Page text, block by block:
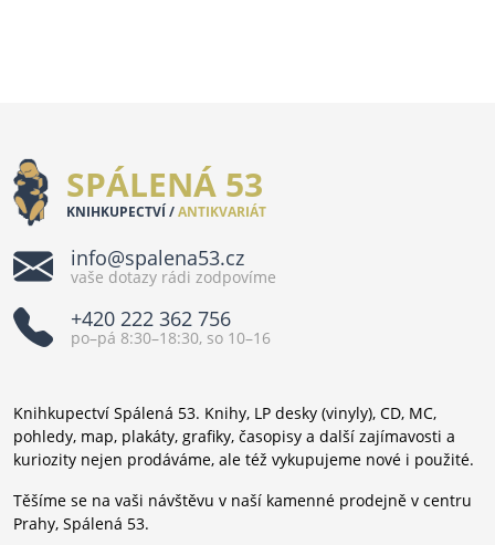
SPÁLENÁ 53
KNIHKUPECTVÍ /ANTIKVARIÁT
info@spalena53.cz
vaše dotazy rádi zodpovíme
+420 222 362 756
po–pá 8:30–18:30, so 10–16
Knihkupectví Spálená 53. Knihy, LP desky (vinyly), CD, MC,
pohledy, map, plakáty, grafiky, časopisy a další zajímavosti a
kuriozity nejen prodáváme, ale též vykupujeme nové i použité.
Těšíme se na vaši návštěvu v naší kamenné prodejně v centru
Prahy, Spálená 53.